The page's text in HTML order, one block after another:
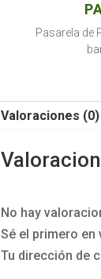
Pasarela de
Valoraciones (0)
No hay
Sé el primero en
Tu dirección de